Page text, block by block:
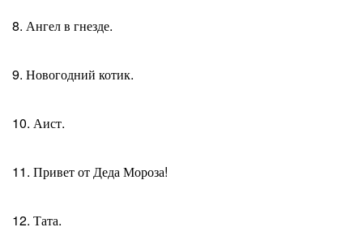
8. Ангел в гнезде.
9. Новогодний котик.
10. Аист.
11. Привет от Деда Мороза!
12. Тата.